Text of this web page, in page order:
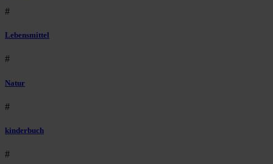
#
Lebensmittel
#
Natur
#
kinderbuch
#